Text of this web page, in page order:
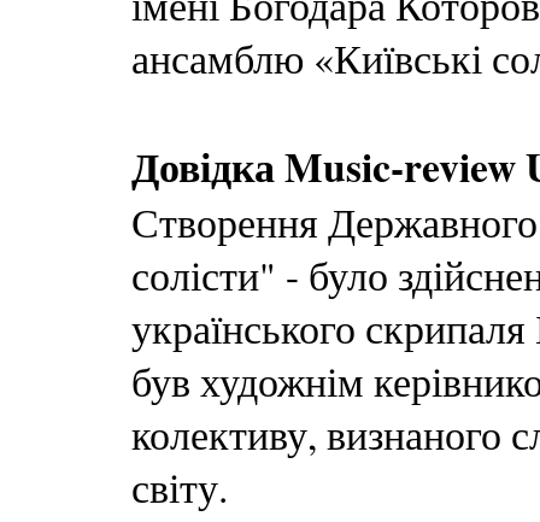
ансамблю «Київські
Довідка Music-review
Створення
солісти" - було
українського
був художнім
колективу, визнаного
світу.